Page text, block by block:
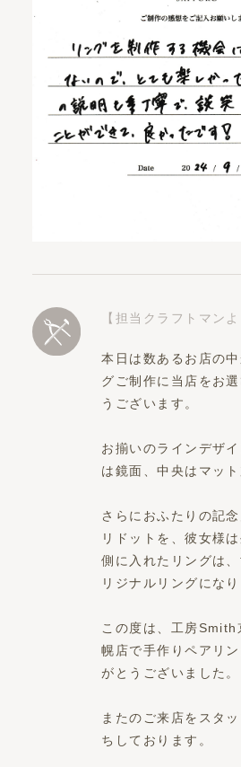
【担当クラフトマンよ
本日は数あるお店の
グご制作に当店をお
うございます。
お揃いのラインデザ
は鏡面、中央はマッ
さらにおふたりの記
リドットを、彼女様
側に入れたリングは
リジナルリングになり
この度は、工房Smith
幌店で手作りペアリ
がとうございました。
またのご来店をスタ
ちしております。